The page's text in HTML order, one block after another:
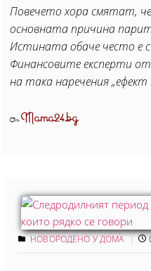
Повечето хора смятат,
основната причина
Истината обаче често е
Финансовите експерти
на така наречения „ефект
ОтMama24.bg
НОВОРОДЕНО У ДОМА